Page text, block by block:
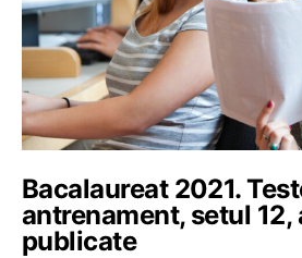
Bacalaureat 2021.
antrenament, setul 12,
publicate